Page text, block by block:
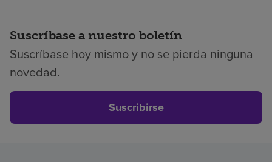
Suscríbase a nuestro boletín
Suscríbase hoy mismo y no se pierda ninguna
novedad.
Suscribirse